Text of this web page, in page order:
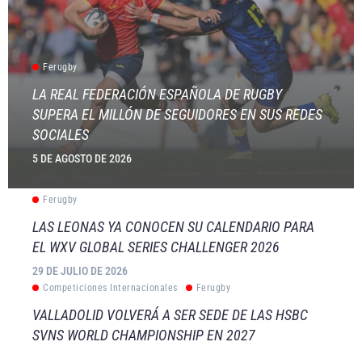
Ferugby
LA REAL FEDERACIÓN ESPAÑOLA DE RUGBY
SUPERA EL MILLÓN DE SEGUIDORES EN SUS REDES
SOCIALES
5 DE AGOSTO DE 2026
Ferugby
LAS LEONAS YA CONOCEN SU CALENDARIO PARA
EL WXV GLOBAL SERIES CHALLENGER 2026
29 DE JULIO DE 2026
Competiciones Internacionales Ferugby
VALLADOLID VOLVERÁ A SER SEDE DE LAS HSBC
SVNS WORLD CHAMPIONSHIP EN 2027